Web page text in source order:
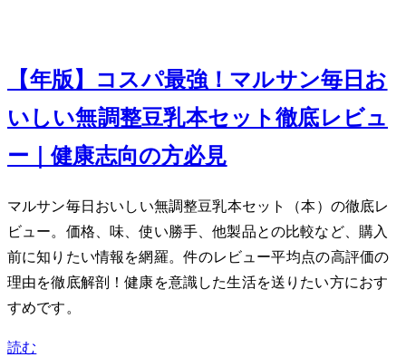
【2025年版】コスパ最強！マルサン 毎日お
いしい無調整豆乳18本セット徹底レビュ
ー｜健康志向の方必見
マルサン 毎日おいしい無調整豆乳18本セット（1L×18本）の徹底レ
ビュー。価格、味、使い勝手、他製品との比較など、購入
前に知りたい情報を網羅。165件のレビュー平均4.73点の高評価の
理由を徹底解剖！健康を意識した生活を送りたい方におす
すめです。
読む